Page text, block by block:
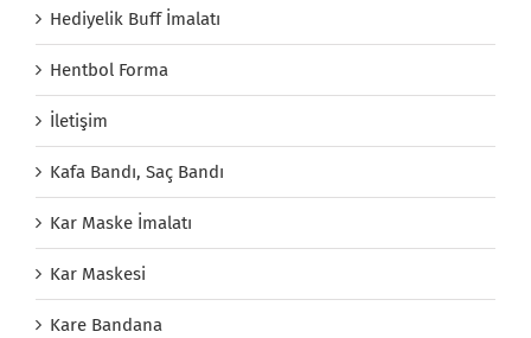
Hediyelik Buff İmalatı
Hentbol Forma
İletişim
Kafa Bandı, Saç Bandı
Kar Maske İmalatı
Kar Maskesi
Kare Bandana